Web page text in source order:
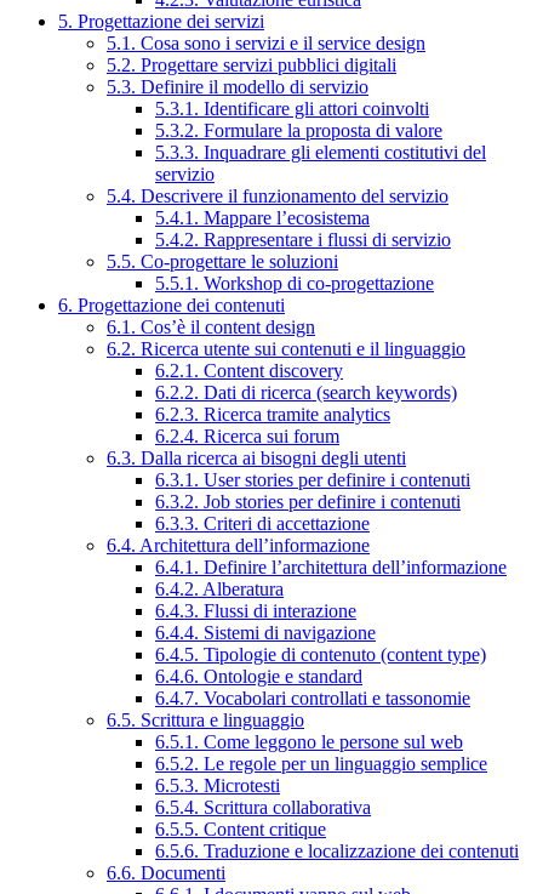
5. Progettazione dei servizi
5.1. Cosa sono i servizi e il service design
5.2. Progettare servizi pubblici digitali
5.3. Definire il modello di servizio
5.3.1. Identificare gli attori coinvolti
5.3.2. Formulare la proposta di valore
5.3.3. Inquadrare gli elementi costitutivi del
servizio
5.4. Descrivere il funzionamento del servizio
5.4.1. Mappare l’ecosistema
5.4.2. Rappresentare i flussi di servizio
5.5. Co-progettare le soluzioni
5.5.1. Workshop di co-progettazione
6. Progettazione dei contenuti
6.1. Cos’è il content design
6.2. Ricerca utente sui contenuti e il linguaggio
6.2.1. Content discovery
6.2.2. Dati di ricerca (search keywords)
6.2.3. Ricerca tramite analytics
6.2.4. Ricerca sui forum
6.3. Dalla ricerca ai bisogni degli utenti
6.3.1. User stories per definire i contenuti
6.3.2. Job stories per definire i contenuti
6.3.3. Criteri di accettazione
6.4. Architettura dell’informazione
6.4.1. Definire l’architettura dell’informazione
6.4.2. Alberatura
6.4.3. Flussi di interazione
6.4.4. Sistemi di navigazione
6.4.5. Tipologie di contenuto (content type)
6.4.6. Ontologie e standard
6.4.7. Vocabolari controllati e tassonomie
6.5. Scrittura e linguaggio
6.5.1. Come leggono le persone sul web
6.5.2. Le regole per un linguaggio semplice
6.5.3. Microtesti
6.5.4. Scrittura collaborativa
6.5.5. Content critique
6.5.6. Traduzione e localizzazione dei contenuti
6.6. Documenti